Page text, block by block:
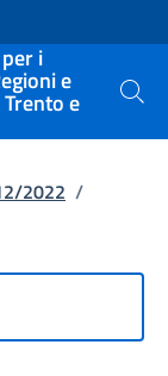
i
e
e Cerca
2022 /